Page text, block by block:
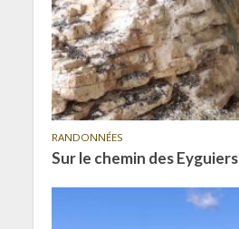
RANDONNÉES
Sur le chemin des Eyguiers